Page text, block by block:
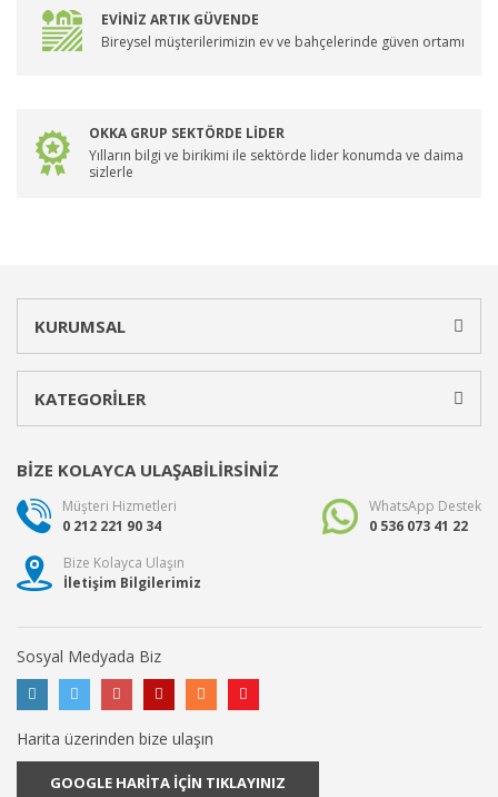
EVİNİZ ARTIK GÜVENDE
Bireysel müşterilerimizin ev ve bahçelerinde güven ortamı
OKKA GRUP SEKTÖRDE LİDER
Yılların bilgi ve birikimi ile sektörde lider konumda ve daima
sizlerle
KURUMSAL
KATEGORİLER
BİZE KOLAYCA ULAŞABİLİRSİNİZ
Müşteri Hizmetleri
0 212 221 90 34
WhatsApp Destek
0 536 073 41 22
Bize Kolayca Ulaşın
İletişim Bilgilerimiz
Sosyal Medyada Biz
Harita üzerinden bize ulaşın
GOOGLE HARİTA İÇİN TIKLAYINIZ